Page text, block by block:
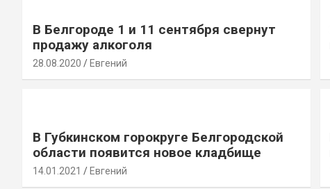
В Белгороде 1 и 11 сентября свернут
продажу алкоголя
28.08.2020 Евгений
В Губкинском горокруге Белгородской
области появится новое кладбище
14.01.2021 Евгений